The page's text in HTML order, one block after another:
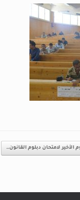
الأخير لامتحان دبلوم القانون…